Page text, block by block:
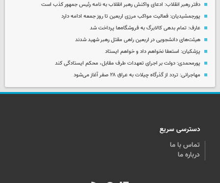
دفتر رهبر انقلاب: ادعای واکنش رهبر انقلاب به نامه رئیس جمهور کذب است
پورجمشیدیان: فعالیت مواکب مرزی اربعین تا روز جمعه ادامه دارد
عارف: تمام بدهی کالابرگ به فروشگاه‌ها پرداخت شد
هیئت‌های دانشجویی در اربعین راهی مقتل رهبر شهید شدند
پزشکیان: استعفا نخواهم داد و خواهم ایستاد
پورمحمدی: دولت بر اجرای تعهدات طرف مقابل، محکم ایستادگی کند
مهاجرانی: تردد از گذرگاه چیلات به عراق ۲۸ صفر آغاز می‌شود
دسترسی سریع
تماس با ما
درباره ما